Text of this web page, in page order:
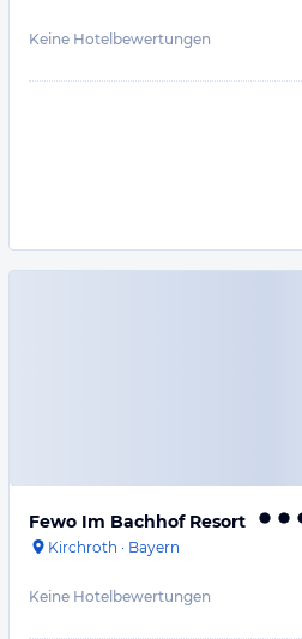
Keine Hotelbewertungen
Fewo Im Bachhof Resort
Kirchroth · Bayern
Keine Hotelbewertungen